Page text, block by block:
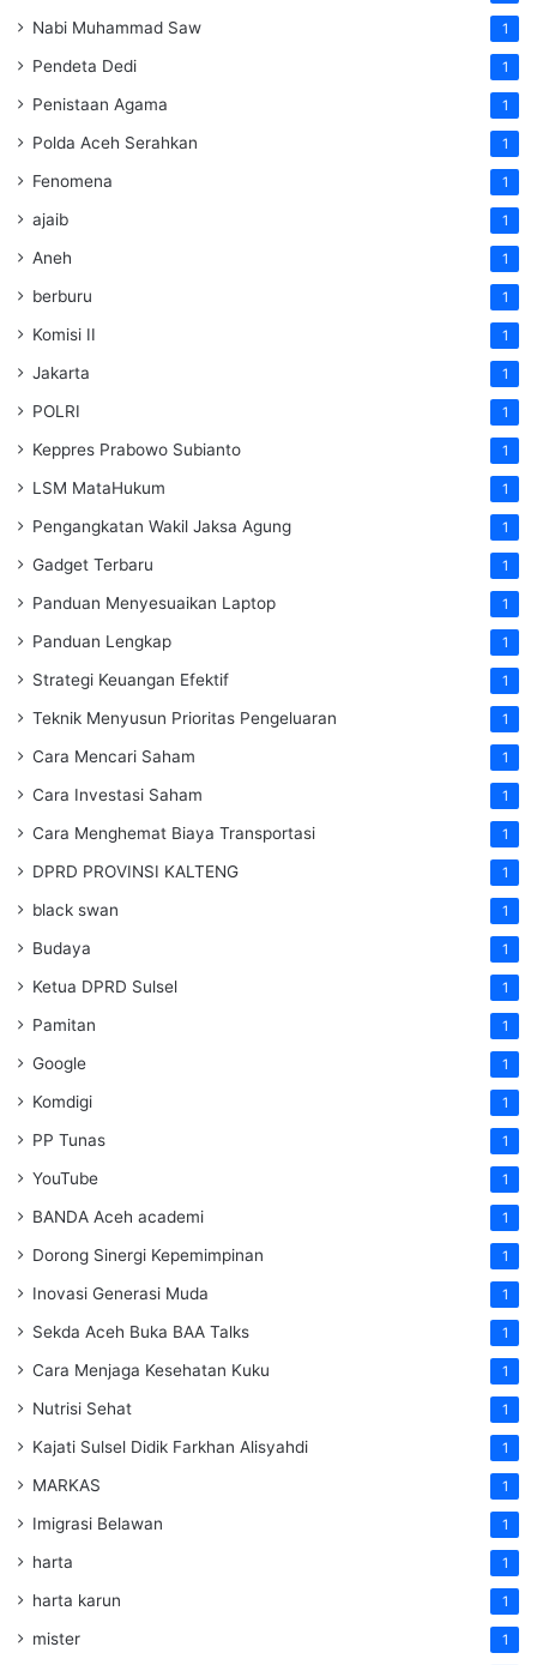
Nabi Muhammad Saw 1
Pendeta Dedi 1
Penistaan Agama 1
Polda Aceh Serahkan 1
Fenomena 1
ajaib 1
Aneh 1
berburu 1
Komisi II 1
Jakarta 1
POLRI 1
Keppres Prabowo Subianto 1
LSM MataHukum 1
Pengangkatan Wakil Jaksa Agung 1
Gadget Terbaru 1
Panduan Menyesuaikan Laptop 1
Panduan Lengkap 1
Strategi Keuangan Efektif 1
Teknik Menyusun Prioritas Pengeluaran 1
Cara Mencari Saham 1
Cara Investasi Saham 1
Cara Menghemat Biaya Transportasi 1
DPRD PROVINSI KALTENG 1
black swan 1
Budaya 1
Ketua DPRD Sulsel 1
Pamitan 1
Google 1
Komdigi 1
PP Tunas 1
YouTube 1
BANDA Aceh academi 1
Dorong Sinergi Kepemimpinan 1
Inovasi Generasi Muda 1
Sekda Aceh Buka BAA Talks 1
Cara Menjaga Kesehatan Kuku 1
Nutrisi Sehat 1
Kajati Sulsel Didik Farkhan Alisyahdi 1
MARKAS 1
Imigrasi Belawan 1
harta 1
harta karun 1
mister 1